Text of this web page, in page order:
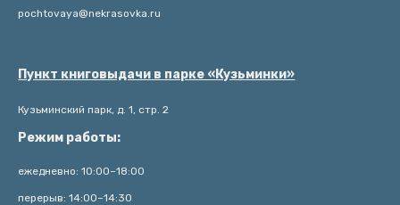
pochtovaya@nekrasovka.ru
Пункт книговыдачи в парке «Кузьминки»
Кузьминский парк, д. 1, стр. 2
Режим работы:
ежедневно: 10:00–18:00
перерыв: 14:00–14:30